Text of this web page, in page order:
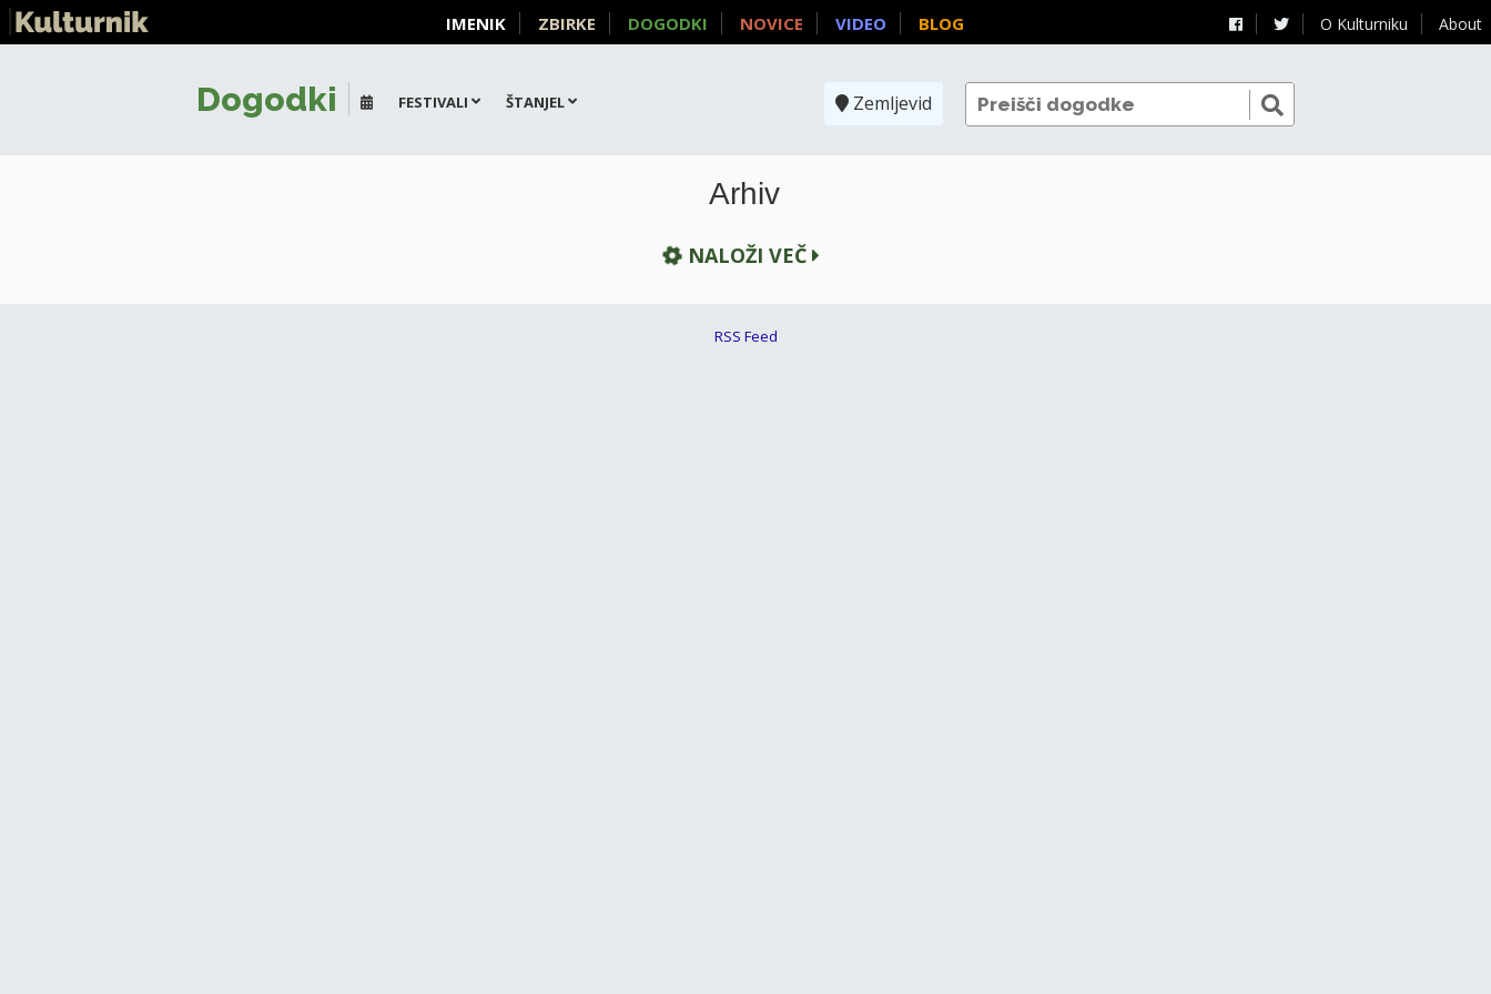
O Kulturniku About
IMENIK ZBIRKE DOGODKI NOVICE VIDEO BLOG
Dogodki Zemljevid
FESTIVALI ŠTANJEL
Arhiv
NALOŽI VEČ
RSS Feed